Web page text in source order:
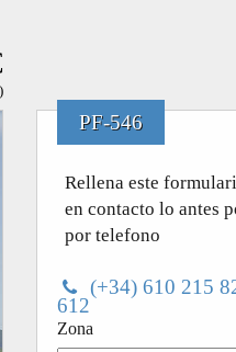
PF-546
Rellena este
en contacto lo antes
por telefono
(+34) 610 215
612
Zona